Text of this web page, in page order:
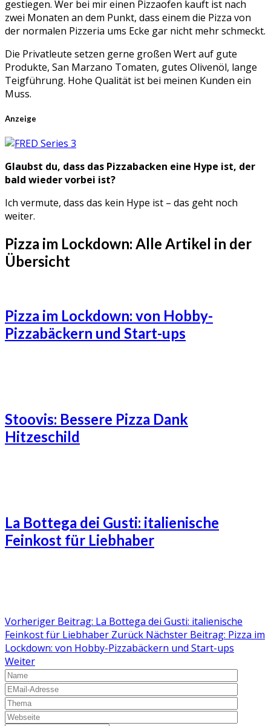
gestiegen. Wer bei mir einen Pizzaofen kauft ist nach
zwei Monaten an dem Punkt, dass einem die Pizza von
der normalen Pizzeria ums Ecke gar nicht mehr schmeckt.
Die Privatleute setzen gerne großen Wert auf gute
Produkte, San Marzano Tomaten, gutes Olivenöl, lange
Teigführung. Hohe Qualität ist bei meinen Kunden ein
Muss.
Anzeige
Glaubst du, dass das Pizzabacken eine Hype ist, der
bald wieder vorbei ist?
Ich vermute, dass das kein Hype ist – das geht noch
weiter.
Pizza im Lockdown: Alle Artikel in der
Übersicht
Pizza im Lockdown: von Hobby-
Pizzabäckern und Start-ups
Stoovis: Bessere Pizza Dank
Hitzeschild
La Bottega dei Gusti: italienische
Feinkost für Liebhaber
Vorheriger Beitrag: La Bottega dei Gusti: italienische
Feinkost für Liebhaber Zurück Nächster Beitrag: Pizza im
Lockdown: von Hobby-Pizzabäckern und Start-ups
Weiter